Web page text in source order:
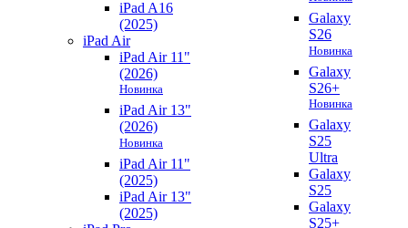
iPad A16
(2025)
iPad Air
iPad Air 11"
(2026)
Новинка
iPad Air 13"
(2026)
Новинка
iPad Air 11"
(2025)
iPad Air 13"
(2025)
Galaxy
S26
Новинка
Galaxy
S26+
Новинка
Galaxy
S25
Ultra
Galaxy
S25
Galaxy
S25+